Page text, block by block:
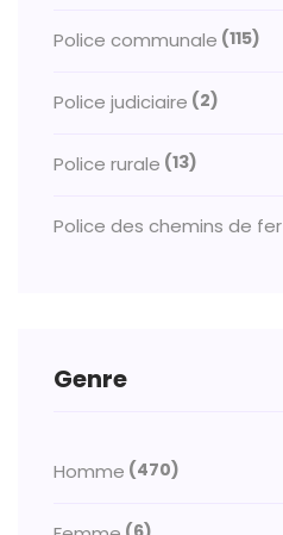
Police communale (115)
Police judiciaire (2)
Police rurale (13)
Police des chemins de fer
Genre
Homme (470)